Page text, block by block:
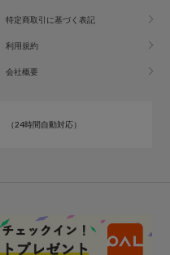
特定商取引に基づく表記
利用規約
会社概要
（24時間自動対応）